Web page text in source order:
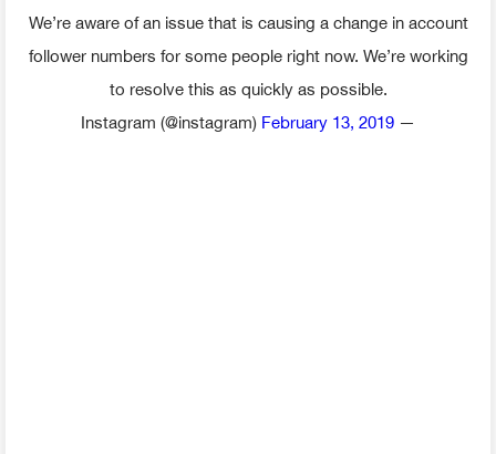
We’re aware of an issue that is causing a change in account
follower numbers for some people right now. We’re working
to resolve this as quickly as possible.
— Instagram (@instagram)
February 13, 2019